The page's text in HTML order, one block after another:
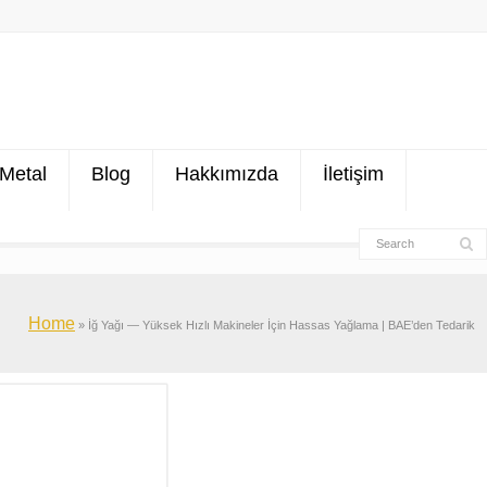
Metal Blog Hakkımızda İletişim
Home » İğ Yağı — Yüksek Hızlı Makineler İçin Hassas Yağlama | BAE’den Tedarik